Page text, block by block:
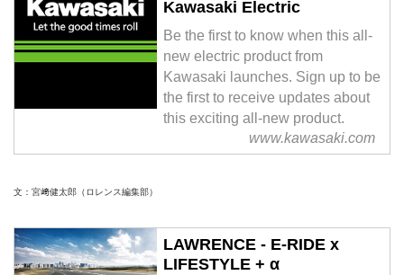
Kawasaki Electric
Be the first to know when this all-
new electric product from
Kawasaki launches. Sign up to be
the first to receive updates about
this exciting all-new product.
www.kawasaki.com
文：宮﨑健太郎（ロレンス編集部）
LAWRENCE - E-RIDE x
LIFESTYLE + α